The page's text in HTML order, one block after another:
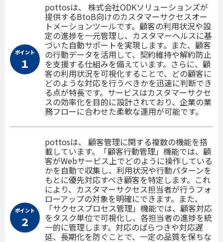
ポイント
１
pottosは、 株式会社ODKソリューションズが
提供するBtoB向けのカスタマーサクセスオー
トメーションツールです。顧客の利用状況や設
定の進捗を一元管理し、カスタマーヘルスに基
づいた自動サポートを実現します。また、顧客
の行動データを活用して、契約維持や解約防止
を支援する仕組みを備えています。さらに、顧
客の利用状況を可視化することで、どの顧客に
どのような対応を行うべきかを迅速に判断でき
る点が特長です。サービスはカスタマーサクセ
スの効率化を目的に設計されており、企業の業
務フローに合わせた柔軟な運用が可能です。
ポイント
２
pottosは、 顧客管理に関する複数の機能を搭
載しています。「顧客行動管理」機能では、顧
客がWebサービス上でどのように操作している
かを自動で収集し、利用状況や行動パターンを
もとに優先対応すべき顧客を特定します。これ
により、カスタマーサクセス担当者が行うフォ
ローアップの対象を明確にできます。また、
「サクセスプロセス管理」機能では、顧客対応
をタスク単位で可視化し、各担当者の進捗を統
一的に管理します。対応のばらつきや対応遅
延、長期化を防ぐことで、一定の品質を保ちな